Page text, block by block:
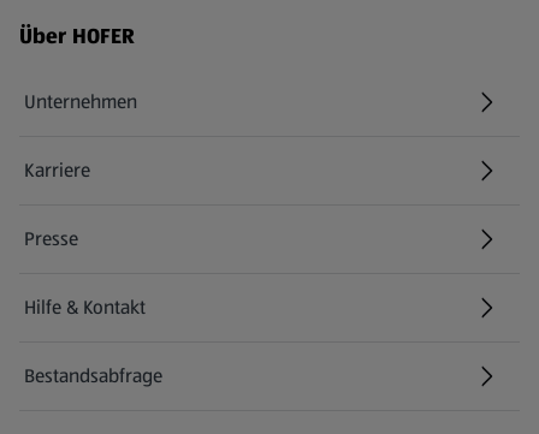
Fußzeilenmenü - weitere Links
Über HOFER
Unternehmen
Karriere
(öffnet in einem neuen Tab)
Presse
Hilfe & Kontakt
(öffnet in einem neuen Tab)
Bestandsabfrage
(öffnet in einem neuen Tab)